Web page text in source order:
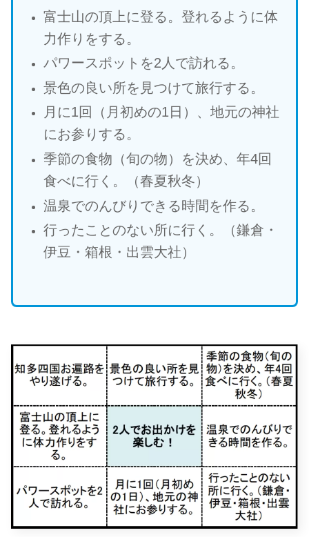
富士山の頂上に登る。登れるように体
力作りをする。
パワースポットを2人で訪れる。
景色の良い所を見つけて旅行する。
月に1回（月初めの1日）、地元の神社
にお参りする。
季節の食物（旬の物）を決め、年4回
食べに行く。（春夏秋冬）
温泉でのんびりできる時間を作る。
行ったことのない所に行く。（鎌倉・
伊豆・箱根・出雲大社）